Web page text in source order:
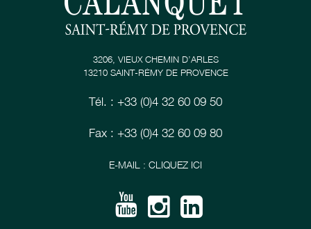
3206, VIEUX CHEMIN D’ARLES
13210 SAINT-RÉMY DE PROVENCE
Tél. : +33 (0)4 32 60 09 50
Fax : +33 (0)4 32 60 09 80
E-MAIL : CLIQUEZ ICI